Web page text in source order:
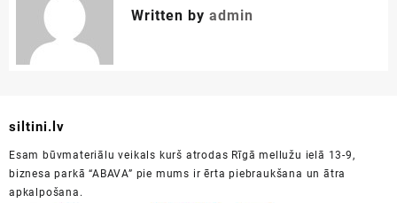
Written by admin
siltini.lv
Esam būvmateriālu veikals kurš atrodas Rīgā mellužu ielā 13-9,
biznesa parkā “ABAVA” pie mums ir ērta piebraukšana un ātra
apkalpošana.